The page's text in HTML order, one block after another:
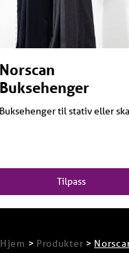
Norscan
Buksehenger
Buksehenger til stativ eller
Tilpass
Hjem > Produkter >